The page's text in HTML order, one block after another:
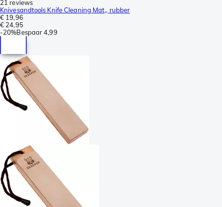
21 reviews
Knivesandtools Knife Cleaning Mat,, rubber
€ 19,96
€ 24,95
-20%Bespaar 4,99